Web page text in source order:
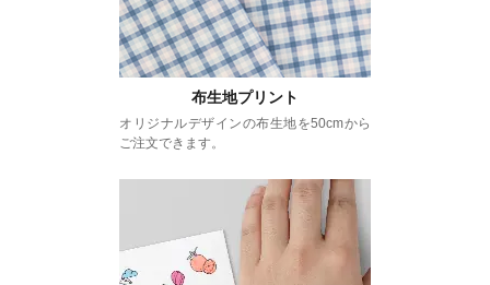
布生地プリント
オリジナルデザインの布生地を50cmから
ご注文できます。